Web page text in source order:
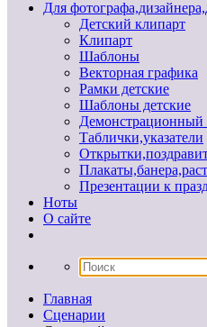
Для
Детский клипарт
Клипарт
Шаблоны
Векторная графика
Рамки детские
Шаблоны детские
Демонстрационный
Таблички,указатели
Презентации к
Ноты
О сайте
Главная
Сценарии